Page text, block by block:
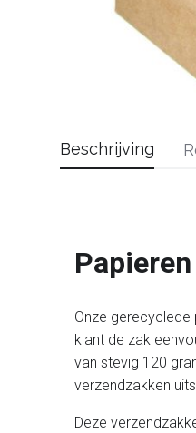
Beschrijving
Onze gerecyclede
klant de zak
van stevig 120
verzendzakken
Deze